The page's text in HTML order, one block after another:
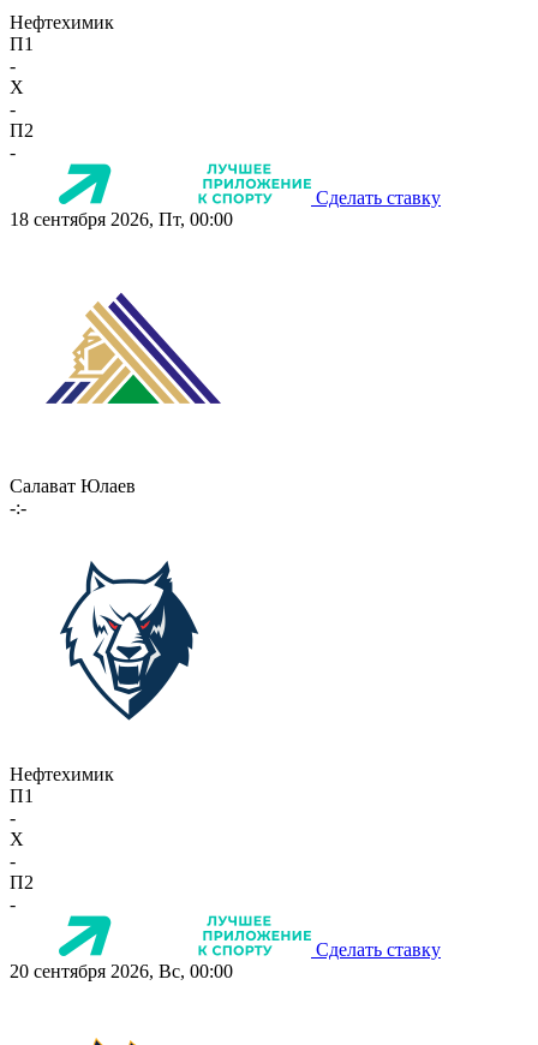
Нефтехимик
П1
-
X
-
П2
-
Сделать ставку
18 сентября 2026, Пт, 00:00
Салават Юлаев
-:-
Нефтехимик
П1
-
X
-
П2
-
Сделать ставку
20 сентября 2026, Вс, 00:00